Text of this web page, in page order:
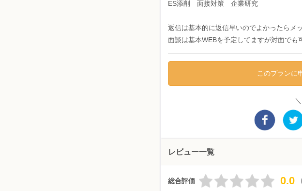
ES添削 面接対策 企業研究
返信は基本的に返信早いのでよかったらメ
面談は基本WEBを予定してますが対面でも
このプランに
レビュー一覧
総合評価 0.0